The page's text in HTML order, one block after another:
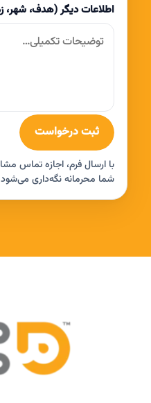
اطلاعات دیگر (هدف،
ثبت درخواست
با ارسال فرم، اجازه تماس
شما محرمانه نگه‌داری